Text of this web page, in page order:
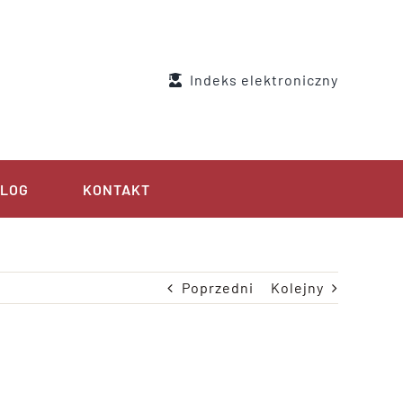
Indeks elektroniczny
KONTAKT
Poprzedni Kolejny